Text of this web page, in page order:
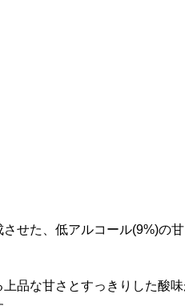
せた、低アルコール(9%)の
品な甘さとすっきりした酸